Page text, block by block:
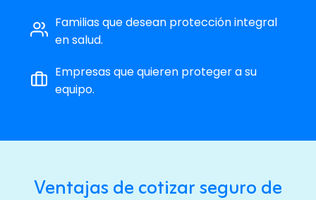
Familias que desean protección integral
en salud.
Empresas que quieren proteger a su
equipo.
Ventajas de cotizar seguro de